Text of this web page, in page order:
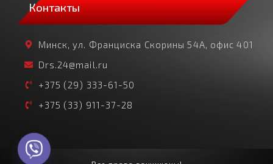
Контакты
Минск, ул. Франциска Скорины 54А, офис 401
Drs.24@mail.ru
+375 (29) 333-61-50
+375 (33) 911-37-28